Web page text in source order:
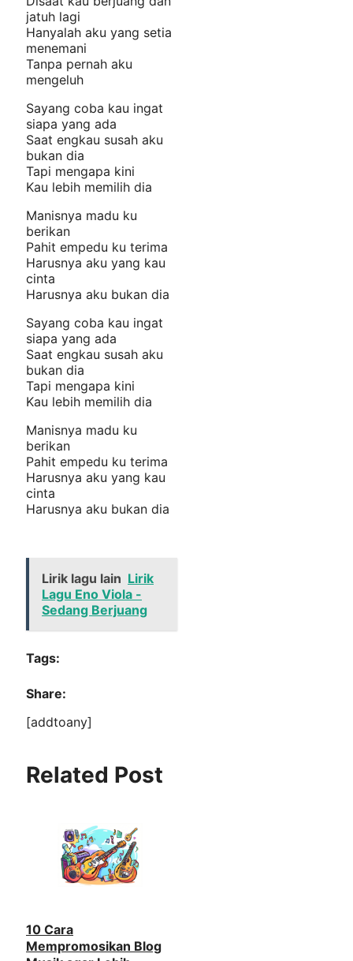
jatuh lagi
Hanyalah aku yang setia
menemani
Tanpa pernah aku
mengeluh
Sayang coba kau ingat
siapa yang ada
Saat engkau susah aku
bukan dia
Tapi mengapa kini
Kau lebih memilih dia
Manisnya madu ku
berikan
Pahit empedu ku terima
Harusnya aku yang kau
cinta
Harusnya aku bukan dia
Sayang coba kau ingat
siapa yang ada
Saat engkau susah aku
bukan dia
Tapi mengapa kini
Kau lebih memilih dia
Manisnya madu ku
berikan
Pahit empedu ku terima
Harusnya aku yang kau
cinta
Harusnya aku bukan dia
Lirik lagu lain Lirik
Lagu Eno Viola -
Sedang Berjuang
Tags:
Share:
[addtoany]
Related Post
10 Cara
Mempromosikan Blog